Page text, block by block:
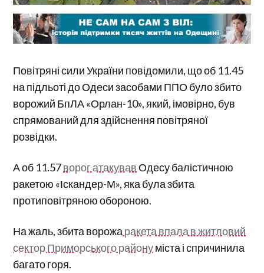
Повітряні сили України повідомили, що об 11.45
на підльоті до Одеси засобами ППО було збито
ворожий БпЛА «Орлан-10», який, імовірно, був
спрямований для здійснення повітряної
розвідки.
А об 11.57ворог атакувавОдесу балістичною
ракетою «Іскандер-М», яка була збита
протиповітряною обороною.
На жаль, збита ворожаракета впала в житловий
сектор Приморського районуміста і спричинила
багато горя.